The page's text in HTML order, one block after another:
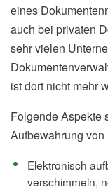
eines
auch bei privaten
sehr vielen
ist dort nicht mehr
Folgende Aspekte
Aufbewahrung von
Elektronisch
verschimmeln,